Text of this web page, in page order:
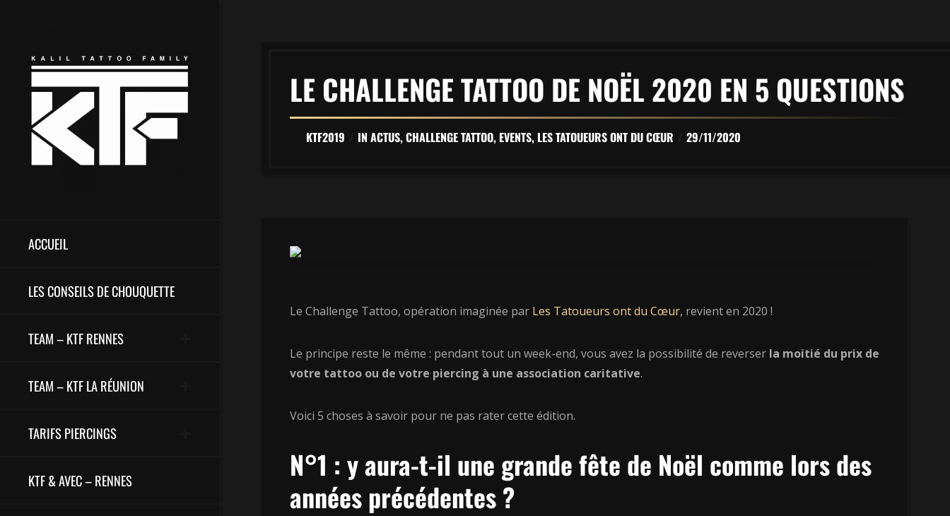
ACCUEIL
LES CONSEILS DE CHOUQUETTE
TEAM – KTF RENNES
TEAM – KTF LA RÉUNION
TARIFS PIERCINGS
KTF & AVEC – RENNES
LE CHALLENGE TATTOO DE NOËL 2020 EN 5 QUESTIONS
KTF2019 INACTUS,CHALLENGE TATTOO, EVENTS, LES TATOUEURS ONT DU CŒUR 29/11/2020
Le Challenge Tattoo, opération imaginée par Les Tatoueurs ont du Cœur, revient en 2020 !
Le principe reste le même : pendant tout un week-end, vous avez la possibilité de reverser la moitié du prix de
votre tattoo ou de votre piercing à une association caritative.
Voici 5 choses à savoir pour ne pas rater cette édition.
N°1 : y aura-t-il une grande fête de Noël comme lors des
années précédentes ?